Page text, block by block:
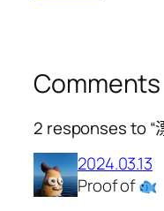
Comments
2 responses to “
2024.03.13
Proof of